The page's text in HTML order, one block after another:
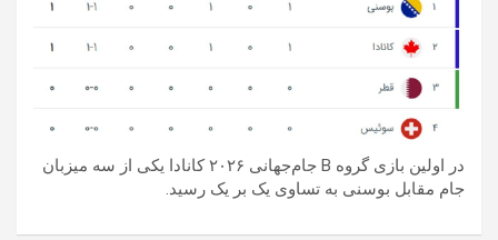
در اولین بازی گروه B جام‌جهانی ۲۰۲۶ کانادا یکی از سه میزبان
جام مقابل بوسنی به تساوی یک بر یک رسید.